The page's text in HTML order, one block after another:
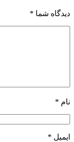
دیدگاه شما *
نام *
ایمیل *